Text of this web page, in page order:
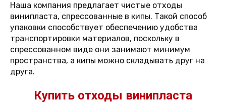
Наша компания предлагает чистые отходы
винипласта, спрессованные в кипы. Такой способ
упаковки способствует обеспечению удобства
транспортировки материалов, поскольку в
спрессованном виде они занимают минимум
пространства, а кипы можно складывать друг на
друга.
Купить отходы винипласта